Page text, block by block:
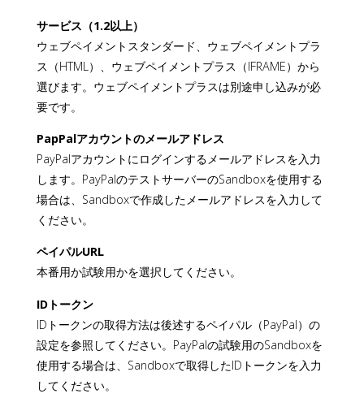
サービス（1.2以上）
ウェブペイメントスタンダード、ウェブペイメントプラ
ス（HTML）、ウェブペイメントプラス（IFRAME）から
選びます。ウェブペイメントプラスは別途申し込みが必
要です。
PapPalアカウントのメールアドレス
PayPalアカウントにログインするメールアドレスを入力
します。PayPalのテストサーバーのSandboxを使用する
場合は、Sandboxで作成したメールアドレスを入力して
ください。
ペイパルURL
本番用か試験用かを選択してください。
IDトークン
IDトークンの取得方法は後述するペイパル（PayPal）の
設定を参照してください。PayPalの試験用のSandboxを
使用する場合は、Sandboxで取得したIDトークンを入力
してください。